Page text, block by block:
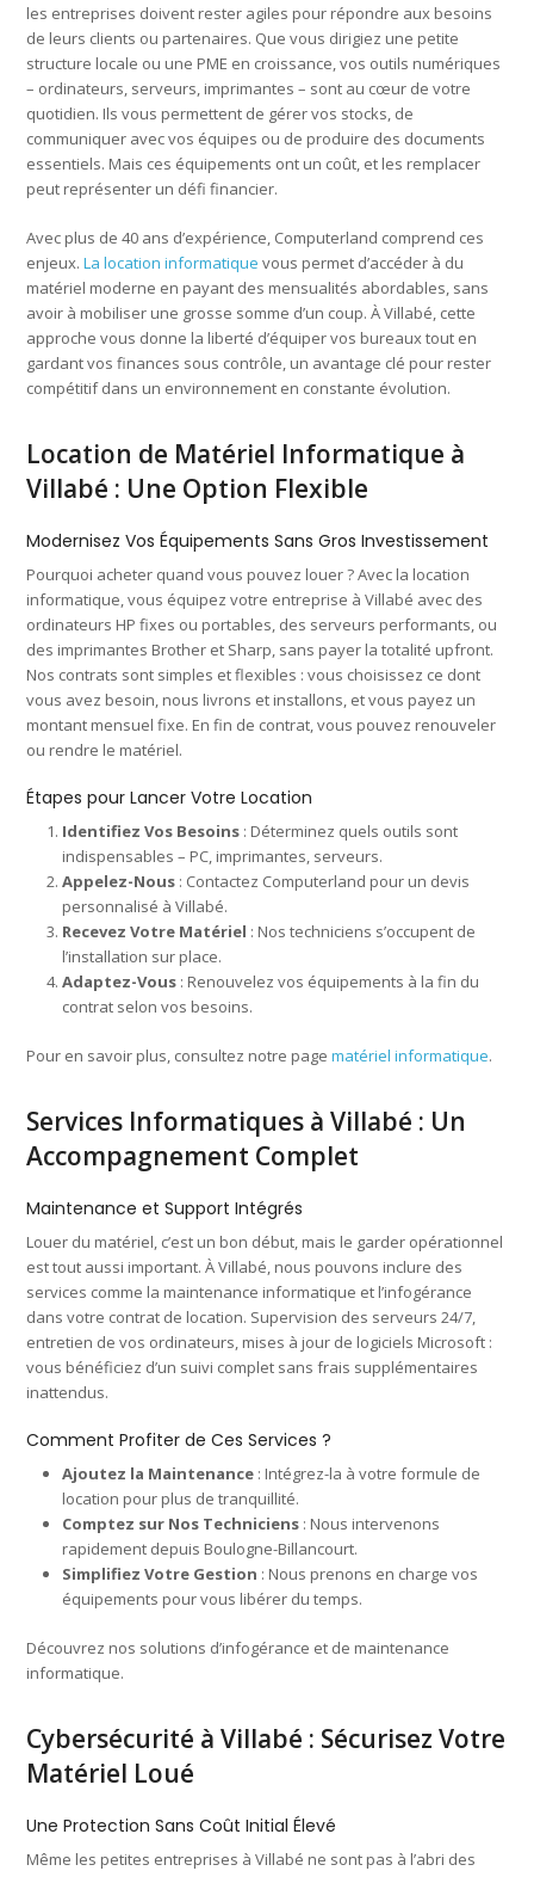
les entreprises doivent rester agiles pour répondre aux besoins
de leurs clients ou partenaires. Que vous dirigiez une petite
structure locale ou une PME en croissance, vos outils numériques
– ordinateurs, serveurs, imprimantes – sont au cœur de votre
quotidien. Ils vous permettent de gérer vos stocks, de
communiquer avec vos équipes ou de produire des documents
essentiels. Mais ces équipements ont un coût, et les remplacer
peut représenter un défi financier.
Avec plus de 40 ans d’expérience, Computerland comprend ces
enjeux.La location informatiquevous permet d’accéder à du
matériel moderne en payant des mensualités abordables, sans
avoir à mobiliser une grosse somme d’un coup. À Villabé, cette
approche vous donne la liberté d’équiper vos bureaux tout en
gardant vos finances sous contrôle, un avantage clé pour rester
compétitif dans un environnement en constante évolution.
Location de Matériel Informatique à
Villabé : Une Option Flexible
Modernisez Vos Équipements Sans Gros Investissement
Pourquoi acheter quand vous pouvez louer ? Avec la location
informatique, vous équipez votre entreprise à Villabé avec des
ordinateurs HP fixes ou portables, des serveurs performants, ou
des imprimantes Brother et Sharp, sans payer la totalité upfront.
Nos contrats sont simples et flexibles : vous choisissez ce dont
vous avez besoin, nous livrons et installons, et vous payez un
montant mensuel fixe. En fin de contrat, vous pouvez renouveler
ou rendre le matériel.
Étapes pour Lancer Votre Location
Identifiez Vos Besoins : Déterminez quels outils sont
indispensables – PC, imprimantes, serveurs.
Appelez-Nous : Contactez Computerland pour un devis
personnalisé à Villabé.
Recevez Votre Matériel : Nos techniciens s’occupent de
l’installation sur place.
Adaptez-Vous : Renouvelez vos équipements à la fin du
contrat selon vos besoins.
Pour en savoir plus, consultez notre pagematériel informatique.
Services Informatiques à Villabé : Un
Accompagnement Complet
Maintenance et Support Intégrés
Louer du matériel, c’est un bon début, mais le garder opérationnel
est tout aussi important. À Villabé, nous pouvons inclure des
services comme la maintenance informatique et l’infogérance
dans votre contrat de location. Supervision des serveurs 24/7,
entretien de vos ordinateurs, mises à jour de logiciels Microsoft :
vous bénéficiez d’un suivi complet sans frais supplémentaires
inattendus.
Comment Profiter de Ces Services ?
Ajoutez la Maintenance : Intégrez-la à votre formule de
location pour plus de tranquillité.
Comptez sur Nos Techniciens : Nous intervenons
rapidement depuis Boulogne-Billancourt.
Simplifiez Votre Gestion : Nous prenons en charge vos
équipements pour vous libérer du temps.
Découvrez nos solutions d’infogérance et de maintenance
informatique.
Cybersécurité à Villabé : Sécurisez Votre
Matériel Loué
Une Protection Sans Coût Initial Élevé
Même les petites entreprises à Villabé ne sont pas à l’abri des